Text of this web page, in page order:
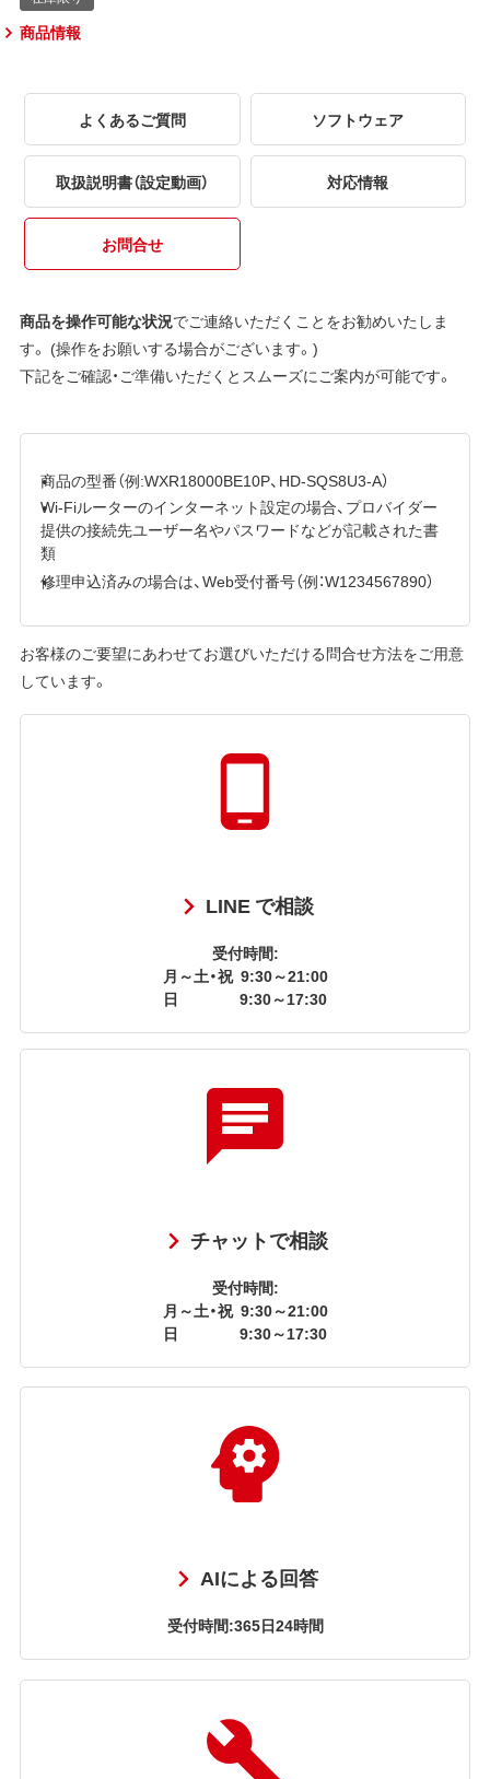
商品情報
よくあるご質問 ソフトウェア
取扱説明書（設定動画） 対応情報
お問合せ
商品を操作可能な状況でご連絡いただくことをお勧めいたしま
す。 (操作をお願いする場合がございます。)
下記をご確認・ご準備いただくとスムーズにご案内が可能です。
商品の型番（例:WXR18000BE10P、HD-SQS8U3-A）
Wi-Fiルーターのインターネット設定の場合、プロバイダー
提供の接続先ユーザー名やパスワードなどが記載された書
類
修理申込済みの場合は、Web受付番号（例：W1234567890）
お客様のご要望にあわせてお選びいただける問合せ方法をご用意
しています。
LINE で相談
受付時間:
月～土・祝 9:30～21:00
日
9:30～17:30
チャットで相談
受付時間:
月～土・祝 9:30～21:00
日
9:30～17:30
AIによる回答
受付時間:365日24時間